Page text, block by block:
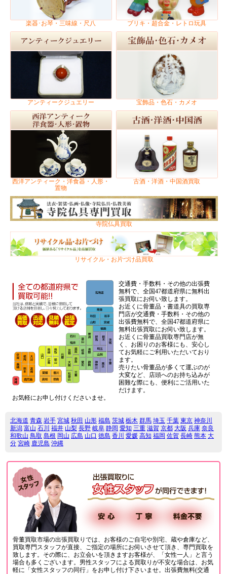
楽器･お琴・三味線・尺八 ブリキ・超合金・レトロ玩具
アンティークジュエリー 宝飾品・色石・カメオ
西洋アンティーク・洋食器・人形・
置物
古酒・洋酒・中国酒買取
寺院仏具買取
リサイクル・お片づけ品買取
交通費・手数料・その他の出張費
無料で、全国47都道府県に無料出
張買取にお伺い致します。
お近くに骨董品・書道具の買取専
門店が交通費・手数料・その他の
出張費無料で、全国47都道府県に
無料出張買取にお伺い致します。
お近くに骨董品買取専門店が無
く、お困りのお客様にも、安心し
てお気軽にご利用いただいており
ます。
売りたい骨董品が多くて運ぶのが
大変など、店頭へのお持ち込みが
困難な際にも、便利にご活用いた
だけます。
お気軽にお申し付けくださいませ。
北海道 青森 岩手 宮城 秋田 山形 福島 茨城 栃木 群馬 埼玉 千葉 東京 神奈川
新潟 富山 石川 福井 山梨 長野 岐阜 静岡 愛知 三重 滋賀 京都 大阪 兵庫 奈良
和歌山 鳥取 島根 岡山 広島 山口 徳島 香川 愛媛 高知 福岡 佐賀 長崎 熊本 大
分 宮崎 鹿児島 沖縄
骨董買取市場の出張買取りでは、お客様のご自宅や別宅、蔵や倉庫など、
買取専門スタッフが直接、ご指定の場所にお伺いさせて頂き、専門買取を
致します。その際に、お立会いを頂きますお客様が、「女性一人」と言う
場合も多くございます。男性スタッフによる買取りが不安な場合は、お気
軽に「女性スタッフの同行」をお申し付け下さいませ。出張費無料(交通